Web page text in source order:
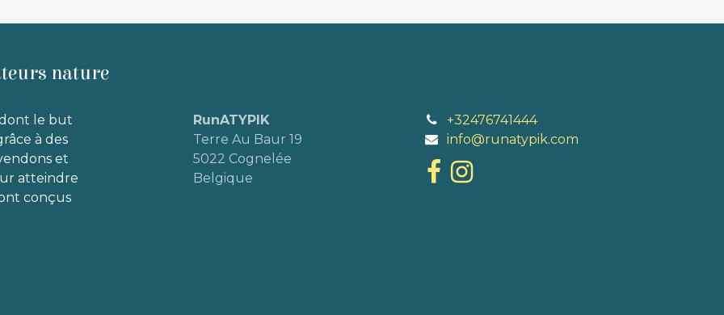
nature
dont le but
à des
et
atteindre
conçus
RunATYPIK
Terre Au Baur 19
5022 Cognelée
Belgique
+32476741444
info@runatypik.com